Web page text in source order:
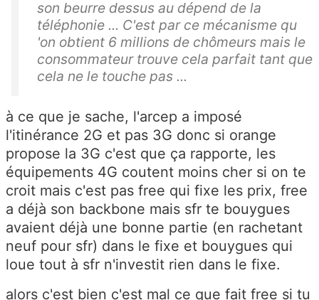
son beurre dessus au dépend de la
téléphonie ... C'est par ce mécanisme qu
'on obtient 6 millions de chômeurs mais le
consommateur trouve cela parfait tant que
cela ne le touche pas ...
à ce que je sache, l'arcep a imposé
l'itinérance 2G et pas 3G donc si orange
propose la 3G c'est que ça rapporte, les
équipements 4G coutent moins cher si on te
croit mais c'est pas free qui fixe les prix, free
a déjà son backbone mais sfr te bouygues
avaient déjà une bonne partie (en rachetant
neuf pour sfr) dans le fixe et bouygues qui
loue tout à sfr n'investit rien dans le fixe.
alors c'est bien c'est mal ce que fait free si tu